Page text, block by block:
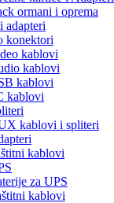
ormani i oprema
adapteri
konektori
kablovi
kablovi
kablovi
kablovi
kablovi i spliteri
kablovi
za UPS
kablovi